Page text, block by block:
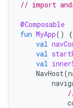
// import
@Composable
fun MyApp()
{
val
val
val
NavHost(